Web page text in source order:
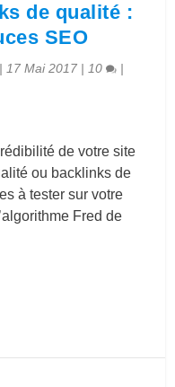
de qualité :
SEO
| 17 Mai 2017 | 10 |
de votre site
ou backlinks de
à tester sur votre
Fred de